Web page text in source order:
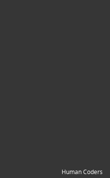
Human Coders